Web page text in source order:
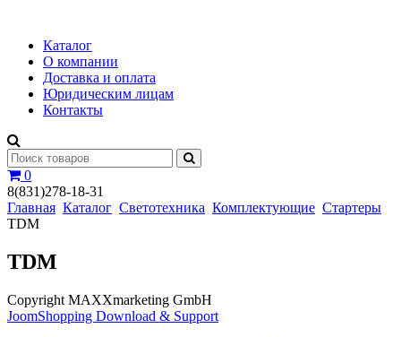
Каталог
О компании
Доставка и оплата
Юридическим лицам
Контакты
0
8(831)278-18-31
Главная Каталог Светотехника Комплектующие Стартеры
TDM
TDM
Copyright MAXXmarketing GmbH
JoomShopping Download & Support